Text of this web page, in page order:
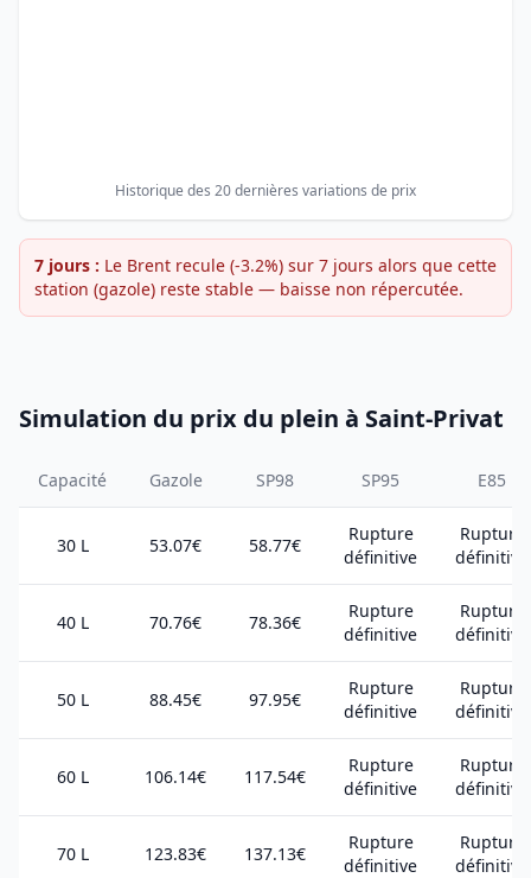
Historique des 20 dernières variations de prix
7 jours : Le Brent recule (-3.2%) sur 7 jours alors que cette
station (gazole) reste stable — baisse non répercutée.
Simulation du prix du plein à Saint-Privat
Capacité Gazole SP98 SP95 E85
30 L 53.07€ 58.77€
Rupture
définitive
Rupture
définitive
40 L 70.76€ 78.36€
Rupture
définitive
Rupture
définitive
50 L 88.45€ 97.95€
Rupture
définitive
Rupture
définitive
60 L 106.14€ 117.54€
Rupture
définitive
Rupture
définitive
70 L 123.83€ 137.13€
Rupture
définitive
Rupture
définitive